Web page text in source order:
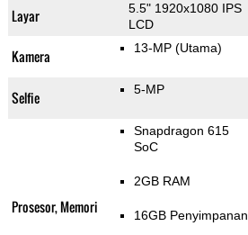
Layar
5.5" 1920x1080 IPS
LCD
Kamera 13-MP (Utama)
Selfie 5-MP
Prosesor, Memori
Snapdragon 615
SoC
2GB RAM
16GB Penyimpanan